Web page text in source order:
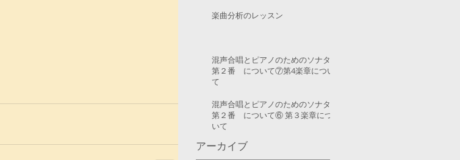
楽曲分析のレッスン
混声合唱とピアノのためのソナタ
第２番 について⑦第4楽章につい
て
混声合唱とピアノのためのソナタ
第２番 について⑥ 第３楽章につ
いて
アーカイブ